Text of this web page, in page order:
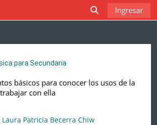
Activar o
Ingresar
para Secundaria
básicos para conocer los usos de la
con ella
Laura Patricia Becerra Chiw